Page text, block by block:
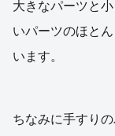
大きなパーツと
いパーツのほと
います。
ちなみに手すり